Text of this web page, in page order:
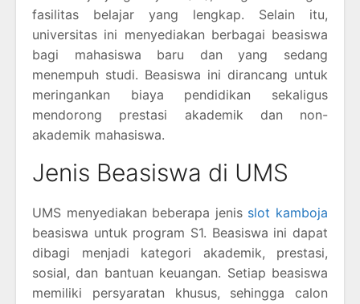
fasilitas belajar yang lengkap. Selain itu,
universitas ini menyediakan berbagai beasiswa
bagi mahasiswa baru dan yang sedang
menempuh studi. Beasiswa ini dirancang untuk
meringankan biaya pendidikan sekaligus
mendorong prestasi akademik dan non-
akademik mahasiswa.
Jenis Beasiswa di UMS
UMS menyediakan beberapa jenis slot kamboja
beasiswa untuk program S1. Beasiswa ini dapat
dibagi menjadi kategori akademik, prestasi,
sosial, dan bantuan keuangan. Setiap beasiswa
memiliki persyaratan khusus, sehingga calon